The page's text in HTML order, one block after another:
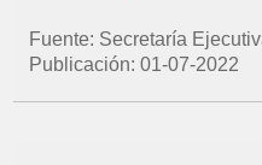
Fuente: Secretaría
Publicación: 01-07-2022